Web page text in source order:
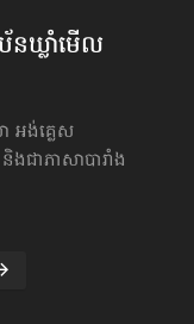
ន​ឃ្លាំមើល​
អង់គ្លេស
ជាភាសាបារាំង